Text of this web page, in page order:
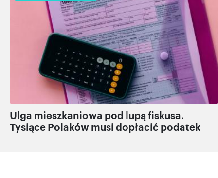
Ulga mieszkaniowa pod lupą fiskusa.
Tysiące Polaków musi dopłacić podatek